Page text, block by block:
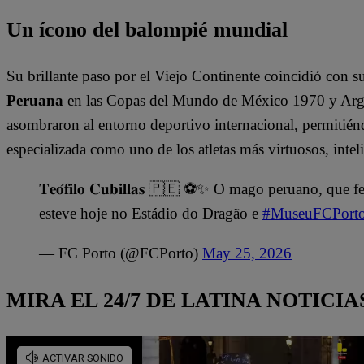
Un ícono del balompié mundial
Su brillante paso por el Viejo Continente coincidió con
Peruana en las Copas del Mundo de México 1970 y
asombraron al entorno deportivo internacional,
especializada como uno de los atletas más virtuosos,
𝐓𝐞𝐨́𝐟𝐢𝐥𝐨 𝐂𝐮𝐛𝐢𝐥𝐥𝐚𝐬 🇵🇪 ⚽✨ O mago peruano, que
esteve hoje no Estádio do Dragão e
— FC Porto (@FCPorto) May 25, 2026
MIRA EL 24/7 DE LATINA